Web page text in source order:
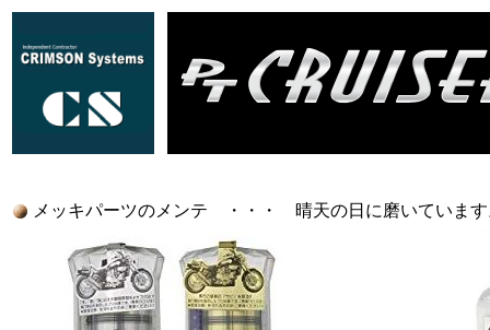
メッキパーツのメンテ ・・・ 晴天の日に磨いていま